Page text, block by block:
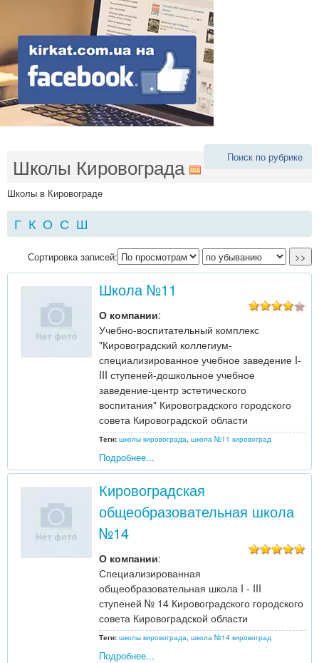
Поиск по рубрике
Школы Кировограда
Школы в Кировограде
Г К О С Ш
Сортировка записей:
Школа №11
О компании:
Учебно-воспитательный комплекс
"Кировоградский коллегиум-
специализированное учебное заведение I-
III ступеней-дошкольное учебное
заведение-центр эстетического
воспитания" Кировоградского городского
совета Кировоградской области
Теги: школы кировограда школа №11 кировоград
Подробнее...
Кировоградская
общеобразовательная школа
№14
О компании:
Специализированная
общеобразовательная школа I - III
ступеней № 14 Кировоградского городского
совета Кировоградской области
Теги: школы кировограда школа №14 кировоград
Подробнее...